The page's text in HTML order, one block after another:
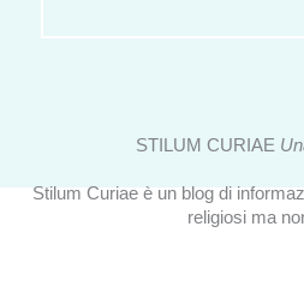
STILUM CURIAE
Stilum Curiae è un blog di
religiosi ma